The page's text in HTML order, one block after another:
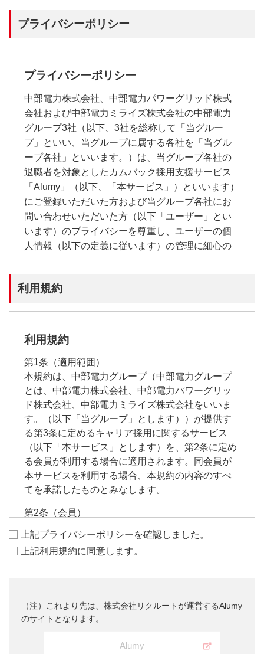
プライバシーポリシー
プライバシーポリシー
中部電力株式会社、中部電力パワーグリッド株式
会社および中部電力ミライズ株式会社の中部電力
グループ3社（以下、3社を総称して「当グルー
プ」といい、当グループに属する各社を「当グル
ープ各社」といいます。）は、当グループ各社の
退職者を対象としたカムバック採用支援サービス
「Alumy」（以下、「本サービス」）といいます）
にご登録いただいた方および当グループ各社にお
問い合わせいただいた方（以下「ユーザー」とい
います）のプライバシーを尊重し、ユーザーの個
人情報（以下の定義に従います）の管理に細心の
個人情報
号、メールアドレス、会社名その他の記述等に
より当該ユーザーを識別できるものをいいま
す。また、その情報のみでは識別できない場合
でも、他の情報と容易に照合することができ、
結果的にユーザー個人を識別できるものも個人
情報に含まれます。
なお、ユーザーが本サービスに登録した場合、
当グループ各社が過去にユーザーから取得した
ユーザーの人事情報（採用選考時の情報、当グ
ループ各社在籍中の雇用形態、所属、職級、人
事考課、資格、履歴・経歴、勤務状況、異動・
退職関連情報、各種サーベイ結果等）も本プラ
イバシーポリシーの対象となります。また、個
合があります。
個人情報の利用目的は以下のとおりです。利用
ユーザーの個人認証・本人確認、本サービ
スの提供およびこれに必要な手続きの遂行
本サービス、当グループ各社の採用活動お
利用規約
利用規約
第1条（適用範囲）
本規約は、中部電力グループ（中部電力グループ
とは、中部電力株式会社、中部電力パワーグリッ
ド株式会社、中部電力ミライズ株式会社をいいま
す。（以下「当グループ」とします））が提供す
る第3条に定めるキャリア採用に関するサービス
（以下「本サービス」とします）を、第2条に定め
る会員が利用する場合に適用されます。同会員が
本サービスを利用する場合、本規約の内容のすべ
てを承諾したものとみなします。
第2条（会員）
プが管理運営するWEBサイト「Alumy」（以下
「Alumy」とします）において所定の手続きに従っ
サービスの全部または一部の提供が受けられない
可能性があることをあらかじめ同意するものとし
上記プライバシーポリシーを確認しました。
上記利用規約に同意します。
（注）これより先は、株式会社リクルートが運営するAlumy
のサイトとなります。
Alumy